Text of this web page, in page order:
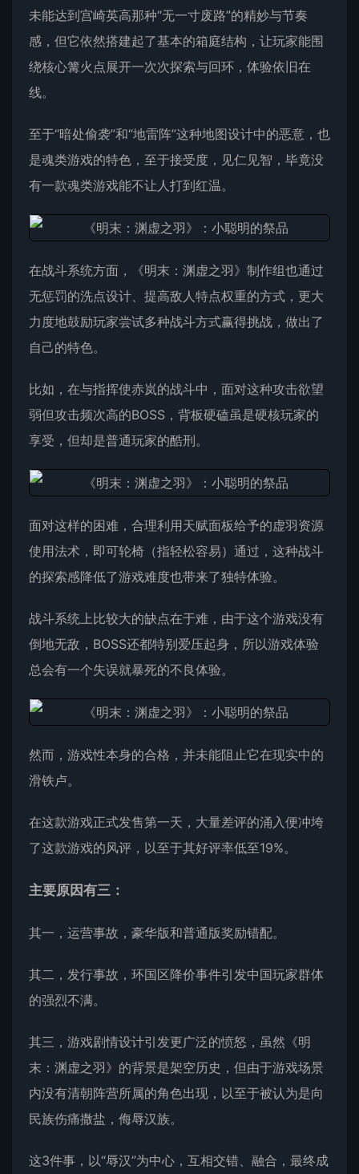
未能达到宫崎英高那种“无一寸废路”的精妙与节奏
感，但它依然搭建起了基本的箱庭结构，让玩家能围
绕核心篝火点展开一次次探索与回环，体验依旧在
线。
至于“暗处偷袭”和“地雷阵”这种地图设计中的恶意，也
是魂类游戏的特色，至于接受度，见仁见智，毕竟没
有一款魂类游戏能不让人打到红温。
在战斗系统方面，《明末：渊虚之羽》制作组也通过
无惩罚的洗点设计、提高敌人特点权重的方式，更大
力度地鼓励玩家尝试多种战斗方式赢得挑战，做出了
自己的特色。
比如，在与指挥使赤岚的战斗中，面对这种攻击欲望
弱但攻击频次高的BOSS，背板硬磕虽是硬核玩家的
享受，但却是普通玩家的酷刑。
面对这样的困难，合理利用天赋面板给予的虚羽资源
使用法术，即可轮椅（指轻松容易）通过，这种战斗
的探索感降低了游戏难度也带来了独特体验。
战斗系统上比较大的缺点在于难，由于这个游戏没有
倒地无敌，BOSS还都特别爱压起身，所以游戏体验
总会有一个失误就暴死的不良体验。
然而，游戏性本身的合格，并未能阻止它在现实中的
滑铁卢。
在这款游戏正式发售第一天，大量差评的涌入便冲垮
了这款游戏的风评，以至于其好评率低至19%。
主要原因有三：
其一，运营事故，豪华版和普通版奖励错配。
其二，发行事故，环国区降价事件引发中国玩家群体
的强烈不满。
其三，游戏剧情设计引发更广泛的愤怒，虽然《明
末：渊虚之羽》的背景是架空历史，但由于游戏场景
内没有清朝阵营所属的角色出现，以至于被认为是向
民族伤痛撒盐，侮辱汉族。
这3件事，以“辱汉”为中心，互相交错、融合，最终成